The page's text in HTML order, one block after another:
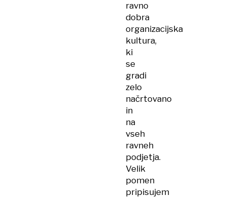
ravno
dobra
organizacijska
kultura,
ki
se
gradi
zelo
načrtovano
in
na
vseh
ravneh
podjetja.
Velik
pomen
pripisujem